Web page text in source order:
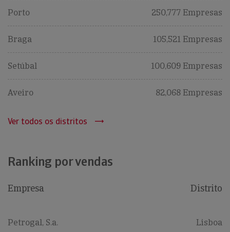
Porto 250,777 Empresas
Braga 105,521 Empresas
Setúbal 100,609 Empresas
Aveiro 82,068 Empresas
Ver todos os distritos
Ranking por vendas
Empresa Distrito
Petrogal, S.a. Lisboa